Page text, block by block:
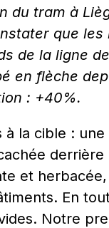
du tram à
que les
de la ligne
en flèche
: +40%.
à la cible :
derrière
et
En
Notre